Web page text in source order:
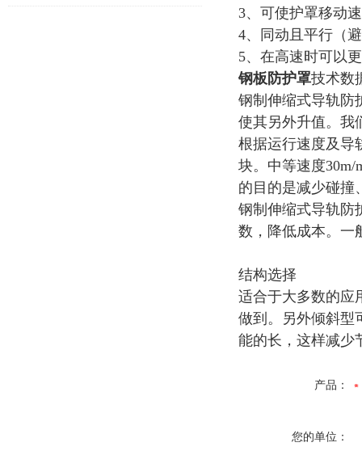
3、可使护罩移动
4、同动且平行（
5、在高速时可以
钢板防护罩技术数
钢制伸缩式导轨防
使其另外升值。我
根据运行速度及导
块。中等速度
的目的是减少碰撞
钢制伸缩式导轨防
数，降低成本。一
结构选择
适合于大多数的应
做到。另外倾斜型
能的长，这样减少
产品：
您的单位：